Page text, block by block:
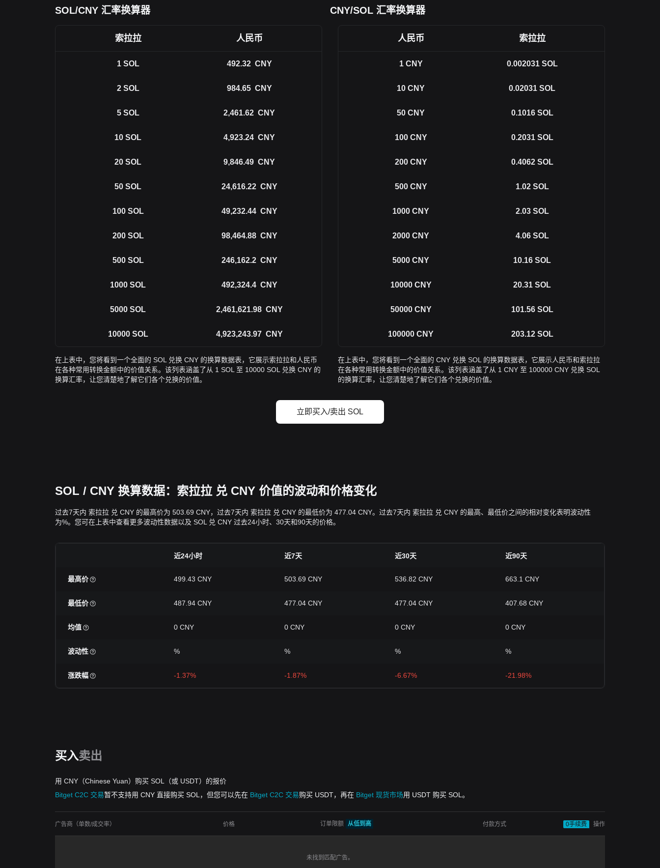
SOL/CNY 汇率换算器 CNY/SOL 汇率换算器
索拉拉 人民币
1 SOL 492.32 CNY
2 SOL 984.65 CNY
5 SOL 2,461.62 CNY
10 SOL 4,923.24 CNY
20 SOL 9,846.49 CNY
50 SOL 24,616.22 CNY
100 SOL 49,232.44 CNY
200 SOL 98,464.88 CNY
500 SOL 246,162.2 CNY
1000 SOL 492,324.4 CNY
5000 SOL 2,461,621.98 CNY
10000 SOL 4,923,243.97 CNY
在上表中，您将看到一个全面的 SOL 兑换 CNY 的换算数据表，它展示索拉拉和人民币
在各种常用转换金额中的价值关系。该列表涵盖了从 1 SOL 至 10000 SOL 兑换 CNY 的
换算汇率，让您清楚地了解它们各个兑换的价值。
人民币 索拉拉
1 CNY 0.002031 SOL
10 CNY 0.02031 SOL
50 CNY 0.1016 SOL
100 CNY 0.2031 SOL
200 CNY 0.4062 SOL
500 CNY 1.02 SOL
1000 CNY 2.03 SOL
2000 CNY 4.06 SOL
5000 CNY 10.16 SOL
10000 CNY 20.31 SOL
50000 CNY 101.56 SOL
100000 CNY 203.12 SOL
在上表中，您将看到一个全面的 CNY 兑换 SOL 的换算数据表，它展示人民币和索拉拉
在各种常用转换金额中的价值关系。该列表涵盖了从 1 CNY 至 100000 CNY 兑换 SOL
的换算汇率，让您清楚地了解它们各个兑换的价值。
立即买入/卖出 SOL
SOL / CNY 换算数据：索拉拉 兑 CNY 价值的波动和价格变化
过去7天内 索拉拉 兑 CNY 的最高价为 503.69 CNY，过去7天内 索拉拉 兑 CNY 的最低价为 477.04 CNY。过去7天内 索拉拉 兑 CNY 的最高、最低价之间的相对变化表明波动性
为%。您可在上表中查看更多波动性数据以及 SOL 兑 CNY 过去24小时、30天和90天的价格。
近24小时 近7天 近30天 近90天
最高价 499.43 CNY 503.69 CNY 536.82 CNY 663.1 CNY
最低价 487.94 CNY 477.04 CNY 477.04 CNY 407.68 CNY
均值 0 CNY 0 CNY 0 CNY 0 CNY
波动性 % % % %
涨跌幅 -1.37% -1.87% -6.67% -21.98%
买入卖出
用 CNY（Chinese Yuan）购买 SOL（或 USDT）的报价
Bitget C2C 交易暂不支持用 CNY 直接购买 SOL，但您可以先在 Bitget C2C 交易购买 USDT，再在 Bitget 现货市场用 USDT 购买 SOL。
广告商（单数/成交率） 价格 订单限额 从低到高 付款方式 0手续费 操作
未找到匹配广告。